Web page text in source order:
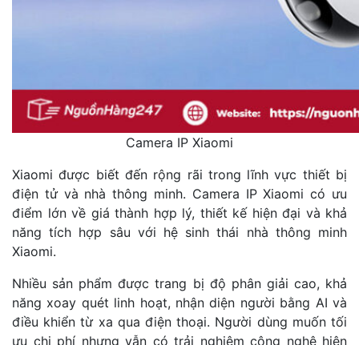
Camera IP Xiaomi
Xiaomi được biết đến rộng rãi trong lĩnh vực thiết bị
điện tử và nhà thông minh. Camera IP Xiaomi có ưu
điểm lớn về giá thành hợp lý, thiết kế hiện đại và khả
năng tích hợp sâu với hệ sinh thái nhà thông minh
Xiaomi.
Nhiều sản phẩm được trang bị độ phân giải cao, khả
năng xoay quét linh hoạt, nhận diện người bằng AI và
điều khiển từ xa qua điện thoại. Người dùng muốn tối
ưu chi phí nhưng vẫn có trải nghiệm công nghệ hiện